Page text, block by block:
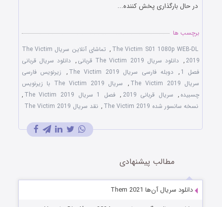
در حال بارگذاری پخش کننده...
برچسب ها
The Victim S01 1080p WEB-DL
,
تماشای آنلاین سریال The Victim
2019
, دانلود سریال The Victim 2019 قربانی , دانلود سریال قربانی
فصل 1
, دوبله فارسی سریال The Victim 2019 , زیرنویس فارسی
سریال The Victim 2019
,
سریال The Victim 2019 با زیرنویس
چسبیده , سریال قربانی 2019 , فصل 1 سریال The Victim 2019
,
نسخه سانسور شده The Victim 2019
, نقد سریال The Victim 2019
مطالب پیشنهادی
دانلود سریال آن‌ها Them 2021